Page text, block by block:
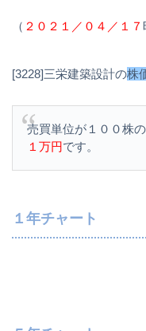
（ ２０２１／０４／１７
[3228]三栄建築設計の株
売買単位が１００株
１万円です。
１年チャート